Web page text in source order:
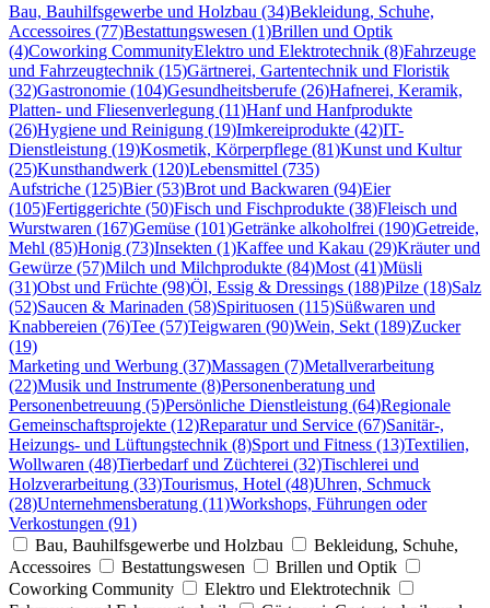
Bau, Bauhilfsgewerbe und Holzbau (34)Bekleidung, Schuhe,
Accessoires (77)Bestattungswesen (1)Brillen und Optik
(4)Coworking CommunityElektro und Elektrotechnik (8)Fahrzeuge
und Fahrzeugtechnik (15)Gärtnerei, Gartentechnik und Floristik
(32)Gastronomie (104)Gesundheitsberufe (26)Hafnerei, Keramik,
Platten- und Fliesenverlegung (11)Hanf und Hanfprodukte
(26)Hygiene und Reinigung (19)Imkereiprodukte (42)IT-
Dienstleistung (19)Kosmetik, Körperpflege (81)Kunst und Kultur
(25)Kunsthandwerk (120)Lebensmittel (735)
Aufstriche (125)Bier (53)Brot und Backwaren (94)Eier
(105)Fertiggerichte (50)Fisch und Fischprodukte (38)Fleisch und
Wurstwaren (167)Gemüse (101)Getränke alkoholfrei (190)Getreide,
Mehl (85)Honig (73)Insekten (1)Kaffee und Kakau (29)Kräuter und
Gewürze (57)Milch und Milchprodukte (84)Most (41)Müsli
(31)Obst und Früchte (98)Öl, Essig & Dressings (188)Pilze (18)Salz
(52)Saucen & Marinaden (58)Spirituosen (115)Süßwaren und
Knabbereien (76)Tee (57)Teigwaren (90)Wein, Sekt (189)Zucker
(19)
Marketing und Werbung (37)Massagen (7)Metallverarbeitung
(22)Musik und Instrumente (8)Personenberatung und
Personenbetreuung (5)Persönliche Dienstleistung (64)Regionale
Gemeinschaftsprojekte (12)Reparatur und Service (67)Sanitär-,
Heizungs- und Lüftungstechnik (8)Sport und Fitness (13)Textilien,
Wollwaren (48)Tierbedarf und Züchterei (32)Tischlerei und
Holzverarbeitung (33)Tourismus, Hotel (48)Uhren, Schmuck
(28)Unternehmensberatung (11)Workshops, Führungen oder
Verkostungen (91)
Bau, Bauhilfsgewerbe und Holzbau
Bekleidung, Schuhe,
Accessoires
Bestattungswesen
Brillen und Optik
Coworking Community
Elektro und Elektrotechnik